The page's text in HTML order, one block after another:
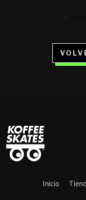
Inicio